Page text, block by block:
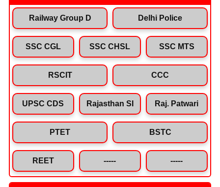
Railway Group D Delhi Police
SSC CGL SSC CHSL SSC MTS
RSCIT CCC
UPSC CDS Rajasthan SI Raj. Patwari
PTET BSTC
REET ----- -----